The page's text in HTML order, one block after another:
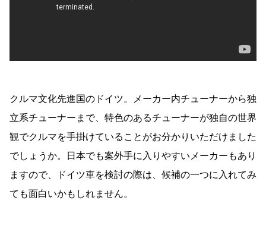
クルマ文化先進国のドイツ。メーカー内チューナーから独
立系チューナーまで、特色のあるチューナーが独自の世界
観でクルマを手掛けていることがお分かりいただけました
でしょうか。日本でも案外手に入りやすいメーカーもあり
ますので、ドイツ車を検討の際は、候補の一つに入れてみ
ても面白いかもしれません。